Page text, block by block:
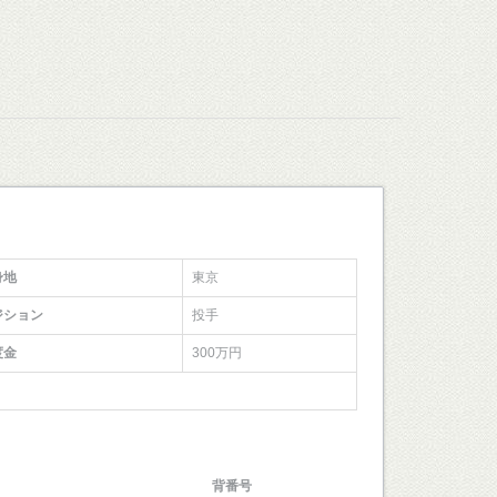
地 東京
ション 投手
金 300万円
背番号